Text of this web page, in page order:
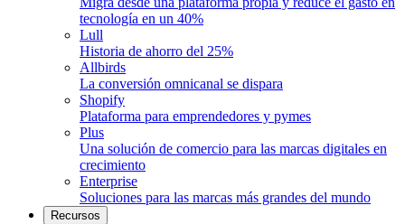
tecnología en un 40%
Lull
Historia de ahorro del 25%
Allbirds
La conversión omnicanal se dispara
Shopify
Plataforma para emprendedores y pymes
Plus
Una solución de comercio para las marcas digitales en
crecimiento
Enterprise
Soluciones para las marcas más grandes del mundo
Recursos